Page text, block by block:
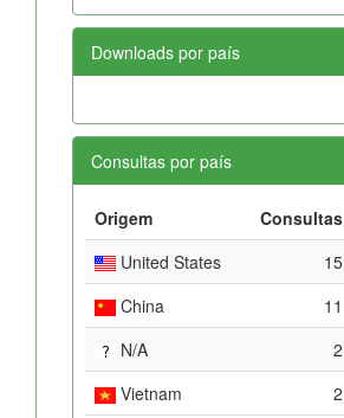
Downloads por país
Consultas por país
Origem Consultas
United States
15
China
11
N/A
2
Vietnam
2